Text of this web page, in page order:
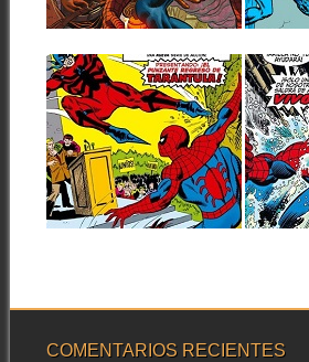
JR. (1982-1984)
aventuras del personaje
emblema de Marvel, con el...
▶
Vamos
29.11.22
RESEÑAS: PETER
PARKER, EL
ESPECTACULAR
SPIDERMAN:
OMNIGOLD 1: «¡LA
TARÁNTULA PICA
DOS VECES!»
▶
1978)
COMENTARIOS RECIENTES